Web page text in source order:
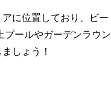
に位置しており、ビー
ールやガーデンラウン
しょう！